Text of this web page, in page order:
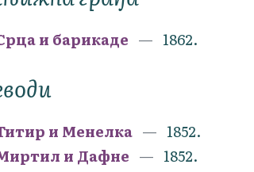
и барикаде 1862.
и Менелка
1852.
и Дафне
1852.